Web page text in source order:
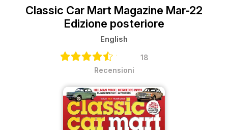
Classic Car Mart Magazine Mar-22
Edizione posteriore
English
18
Recensioni